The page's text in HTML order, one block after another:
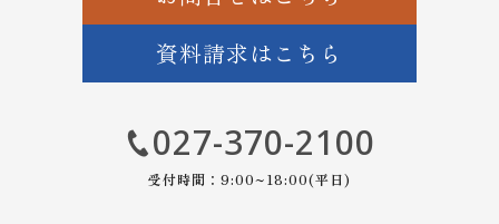
資料請求はこちら
027-370-2100
受付時間：9:00~18:00(平日)